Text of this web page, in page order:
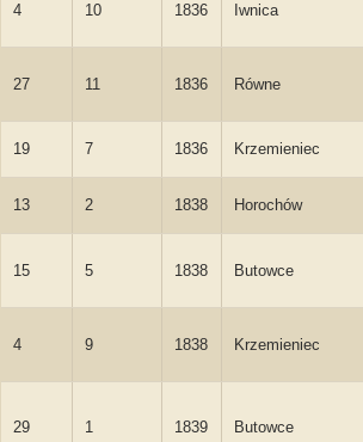
4 10 1836 Iwnica
27 11 1836 Równe
19 7 1836 Krzemieniec
13 2 1838 Horochów
15 5 1838 Butowce
4 9 1838 Krzemieniec
29 1 1839 Butowce